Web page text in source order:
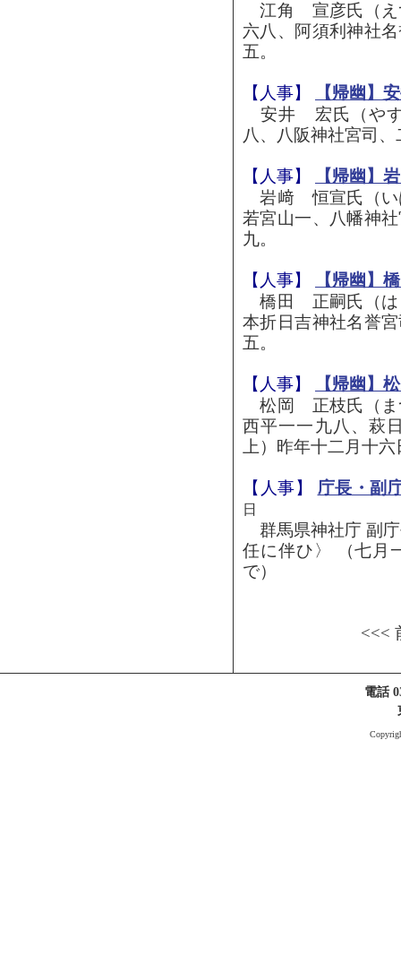
江角 宣彦氏（え
六八、阿須利神社
五。
【人事】
【帰幽】
安井 宏氏（やす
八、八阪神社宮司
【人事】
【帰幽】
岩﨑 恒宣氏（い
若宮山一、八幡神
九。
【人事】
【帰幽】
橋田 正嗣氏（は
本折日吉神社名誉
五。
【人事】
【帰幽】
松岡 正枝氏（ま
西平一一九八、萩
上）昨年十二月十
【人事】 庁長・副
日
群馬県神社庁 副
任に伴ひ〉 （七月
で）
<<<
電話